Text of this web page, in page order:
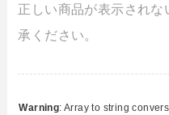
正しい商品が表示され
承ください。
Warning: Array to string